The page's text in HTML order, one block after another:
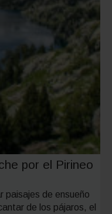
por el Pirineo
paisajes de ensueño
de los pájaros, el